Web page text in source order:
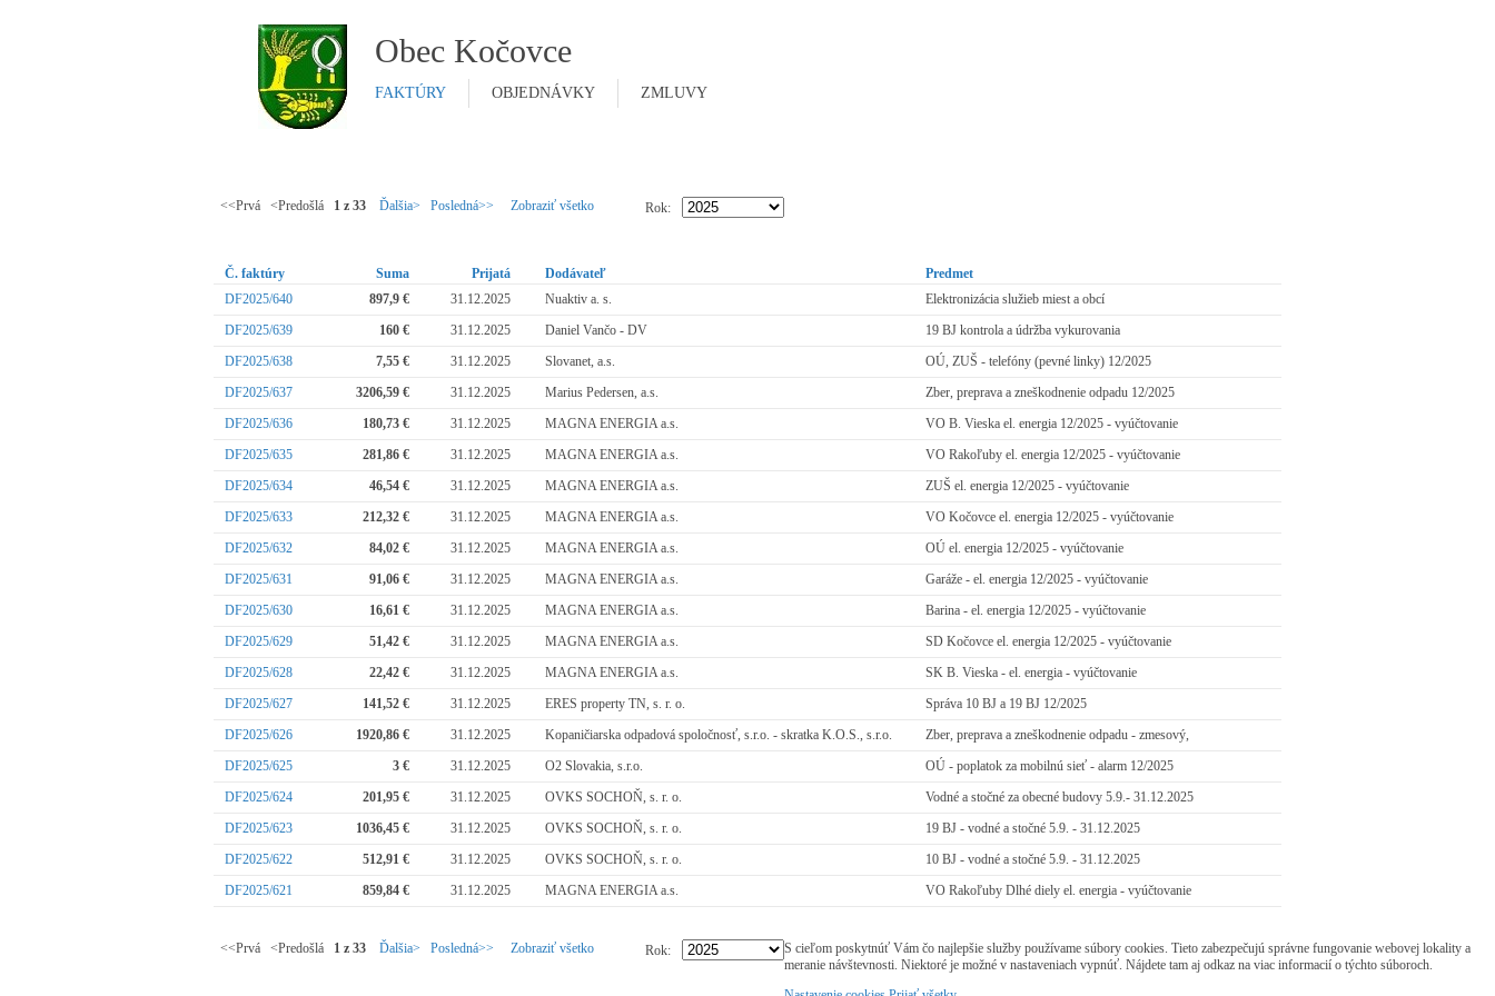
Obec Kočovce
FAKTÚRY OBJEDNÁVKY ZMLUVY
<<Prvá <Predošlá 1 z 33 Ďalšia> Posledná>> Zobraziť všetko Rok:
Č. faktúry Suma Prijatá Dodávateľ
Predmet
DF2025/640
897,9 € 31.12.2025 Nuaktiv a. s.
Elektronizácia služieb miest a obcí
DF2025/639
160 € 31.12.2025 Daniel Vančo - DV
19 BJ kontrola a údržba vykurovania
DF2025/638
7,55 € 31.12.2025 Slovanet, a.s.
OÚ, ZUŠ - telefóny (pevné linky) 12/2025
DF2025/637
3206,59 € 31.12.2025 Marius Pedersen, a.s.
Zber, preprava a zneškodnenie odpadu 12/2025
DF2025/636
180,73 € 31.12.2025 MAGNA ENERGIA a.s.
VO B. Vieska el. energia 12/2025 - vyúčtovanie
DF2025/635
281,86 € 31.12.2025 MAGNA ENERGIA a.s.
VO Rakoľuby el. energia 12/2025 - vyúčtovanie
DF2025/634
46,54 € 31.12.2025 MAGNA ENERGIA a.s.
ZUŠ el. energia 12/2025 - vyúčtovanie
DF2025/633
212,32 € 31.12.2025 MAGNA ENERGIA a.s.
VO Kočovce el. energia 12/2025 - vyúčtovanie
DF2025/632
84,02 € 31.12.2025 MAGNA ENERGIA a.s.
OÚ el. energia 12/2025 - vyúčtovanie
DF2025/631
91,06 € 31.12.2025 MAGNA ENERGIA a.s.
Garáže - el. energia 12/2025 - vyúčtovanie
DF2025/630
16,61 € 31.12.2025 MAGNA ENERGIA a.s.
Barina - el. energia 12/2025 - vyúčtovanie
DF2025/629
51,42 € 31.12.2025 MAGNA ENERGIA a.s.
SD Kočovce el. energia 12/2025 - vyúčtovanie
DF2025/628
22,42 € 31.12.2025 MAGNA ENERGIA a.s.
SK B. Vieska - el. energia - vyúčtovanie
DF2025/627
141,52 € 31.12.2025 ERES property TN, s. r. o.
Správa 10 BJ a 19 BJ 12/2025
DF2025/626
1920,86 € 31.12.2025 Kopaničiarska odpadová spoločnosť, s.r.o. - skratka K.O.S., s.r.o.
Zber, preprava a zneškodnenie odpadu - zmesový,
DF2025/625
3 € 31.12.2025 O2 Slovakia, s.r.o.
OÚ - poplatok za mobilnú sieť - alarm 12/2025
DF2025/624
201,95 € 31.12.2025 OVKS SOCHOŇ, s. r. o.
Vodné a stočné za obecné budovy 5.9.- 31.12.2025
DF2025/623
1036,45 € 31.12.2025 OVKS SOCHOŇ, s. r. o.
19 BJ - vodné a stočné 5.9. - 31.12.2025
DF2025/622
512,91 € 31.12.2025 OVKS SOCHOŇ, s. r. o.
10 BJ - vodné a stočné 5.9. - 31.12.2025
DF2025/621
859,84 € 31.12.2025 MAGNA ENERGIA a.s. VO Rakoľuby Dlhé diely el. energia - vyúčtovanie
<<Prvá <Predošlá 1 z 33 Ďalšia> Posledná>> Zobraziť všetko Rok:
S cieľom poskytnúť Vám čo najlepšie služby používame súbory cookies. Tieto zabezpečujú správne fungovanie webovej lokality a
meranie návštevnosti. Niektoré je možné v nastaveniach vypnúť. Nájdete tam aj odkaz na viac informacií o týchto súboroch.